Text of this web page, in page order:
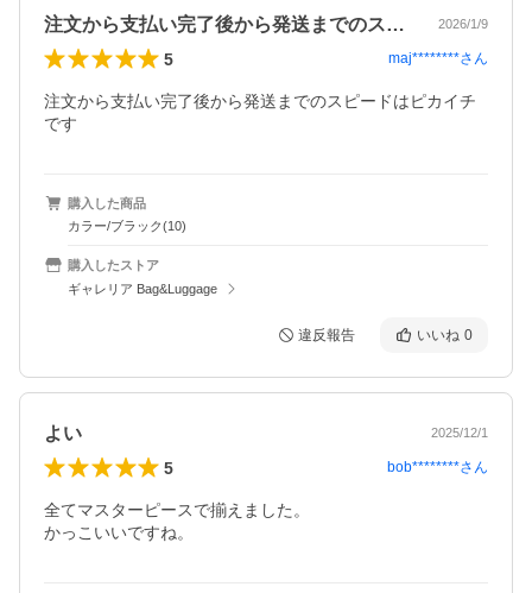
注文から支払い完了後から発送までのスピ… 2026/1/9
5 maj********さん
注文から支払い完了後から発送までのスピードはピカイチ
です
購入した商品
カラー/ブラック(10)
購入したストア
ギャレリア Bag&Luggage
違反報告 いいね 0
よい 2025/12/1
5 bob********さん
全てマスターピースで揃えました。
かっこいいですね。